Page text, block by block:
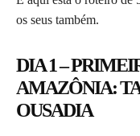
os seus também.
DIA 1 –
AMAZÔNIA:
OUSADIA